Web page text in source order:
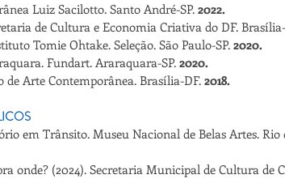
Luiz Sacilotto. Santo André-SP. 2022.
de Cultura e Economia Criativa do DF.
Tomie Ohtake. Seleção. São Paulo-SP. 2020.
Fundart. Araraquara-SP. 2020.
de Arte Contemporânea. Brasília-DF. 2018.
em Trânsito. Museu Nacional de Belas Artes. Rio
onde? (2024). Secretaria Municipal de Cultura de